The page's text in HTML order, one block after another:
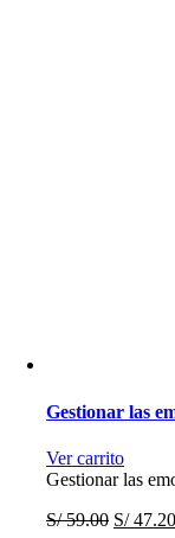
Gestionar las
Ver carrito
Gestionar las
S/59.00 S/47.20